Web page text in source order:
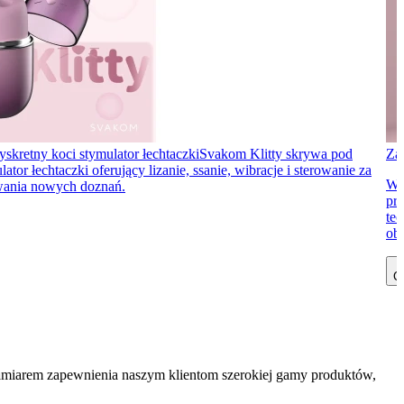
koci stymulator łechtaczkiSvakom Klitty skrywa pod
łechtaczki oferujący lizanie, ssanie, wibracje i sterowanie za
nowych doznań.
zapewnienia naszym klientom szerokiej gamy produktów,